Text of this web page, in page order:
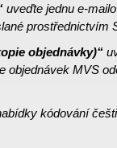
uveďte jednu e-
prostřednictvím
objednávky)“
objednávek MVS
kódování